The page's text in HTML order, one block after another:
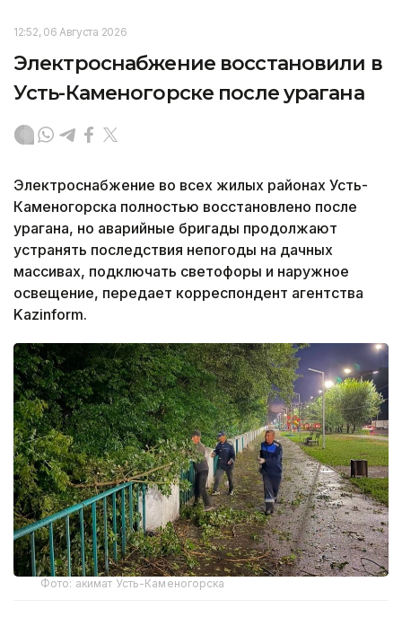
12:52, 06 Августа 2026
Электроснабжение восстановили в
Усть-Каменогорске после урагана
Электроснабжение во всех жилых районах Усть-
Каменогорска полностью восстановлено после
урагана, но аварийные бригады продолжают
устранять последствия непогоды на дачных
массивах, подключать светофоры и наружное
освещение, передает корреспондент агентства
Kazinform.
Фото: акимат Усть-Каменогорска